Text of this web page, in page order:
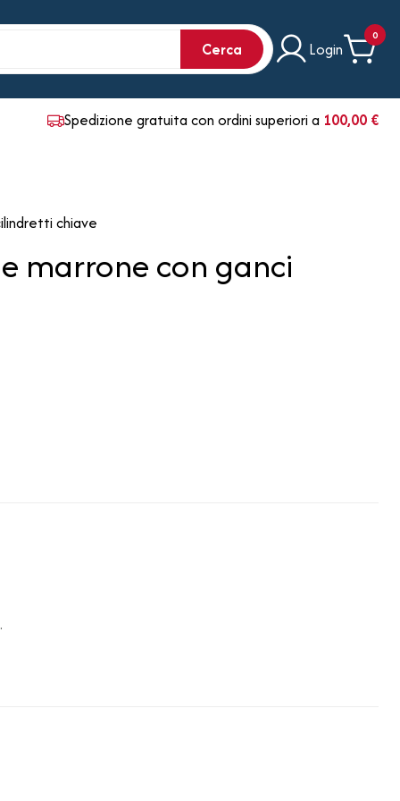
Cerca Login
0
Spedizione gratuita con ordini superiori a 100,00 €
chiave
marrone con ganci